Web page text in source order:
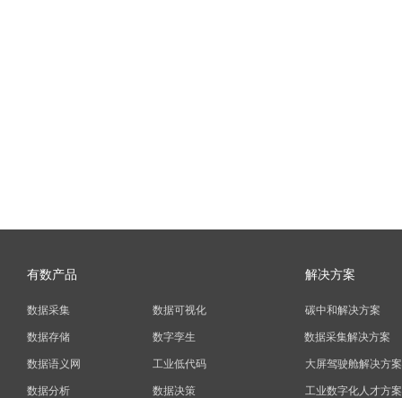
碳中和解决方案
数据采集解决方案
数据决策
解决方案
工业低代码 大屏驾驶舱解决方案
工业数字化人才方案
数据分析
数据可视化
数字孪生
数据语义网
数据采集
数据存储
有数产品